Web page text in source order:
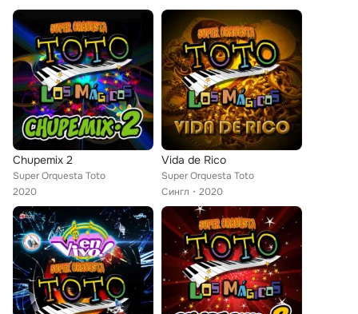
Chupemix 2
Super Orquesta Toto
2020
Vida de Rico
Super Orquesta Toto
Сингл
2020